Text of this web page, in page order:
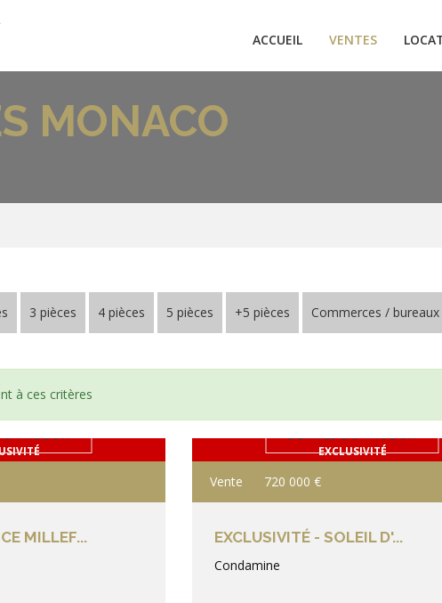
ACCUEIL VENTES
MONACO
3 pièces 4 pièces 5 pièces +5 pièces Commerces / bureaux
à ces critères
PRODUIT
MILLEF...
EXCLUSIVITÉ
DÉTAILS DU PRODUIT
Vente 720 000 €
EXCLUSIVITÉ - SOLEIL D'...
Condamine